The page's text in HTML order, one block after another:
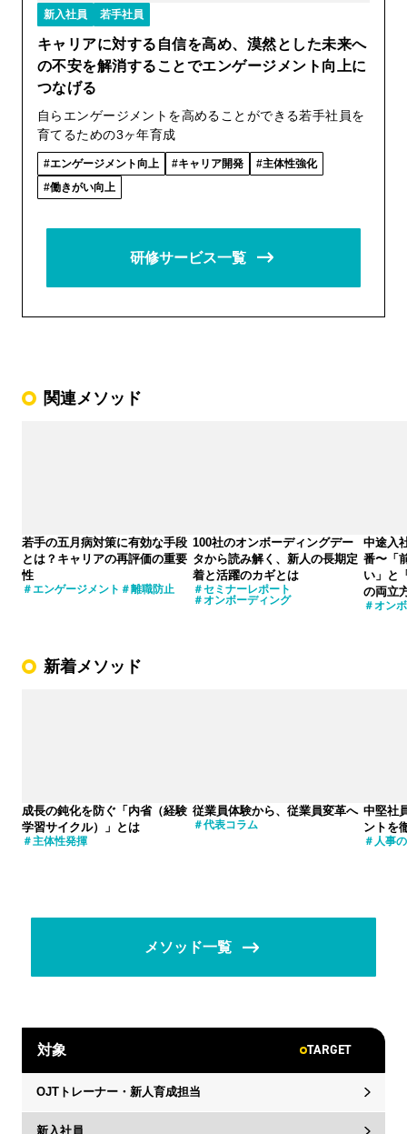
新入社員 若手社員
キャリアに対する自信を高め、漠然とした未来へ
の不安を解消することでエンゲージメント向上に
つなげる
自らエンゲージメントを高めることができる若手社員を
育てるための3ヶ年育成
エンゲージメント向上 キャリア開発
主体性強化
働きがい向上
研修サービス一覧
関連メソッド
若手の五月病対策に有効な手段
とは？キャリアの再評価の重要
性
エンゲージメント 離職防止
100社のオンボーディングデー
タから読み解く、新人の長期定
着と活躍のカギとは
セミナーレポート
オンボーディング
中途入
番〜「
い」と
の両立
オン
新着メソッド
成長の鈍化を防ぐ「内省（経験
学習サイクル）」とは
主体性発揮
従業員体験から、従業員変革へ
代表コラム
中堅社
ントを
人事
メソッド一覧
対象 TARGET
OJTトレーナー・新人育成担当
新入社員